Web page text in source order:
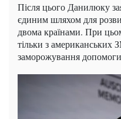
Після цього Данилюку
єдиним шляхом для
двома країнами. При
тільки з американських
заморожування допомоги